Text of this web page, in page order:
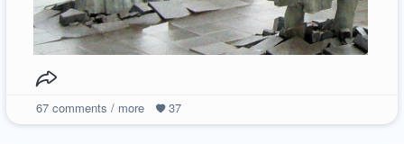
67comments / more 37